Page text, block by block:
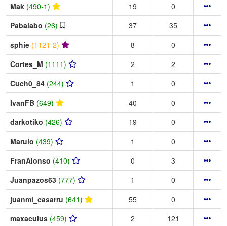
Mak (490-1) 19
0
Pabalabo (26) 37
35
sphie (1121-2) 8
0
Cortes_M (1111) 2
2
Cuch0_84 (244) 1
0
IvanFB (649) 40
0
darkotiko (426) 19
0
Marulo (439) 1
0
FranAlonso (410) 0
3
Juanpazos63 (777) 1
0
juanmi_casarru (641) 55
0
maxaculus (459) 2
121